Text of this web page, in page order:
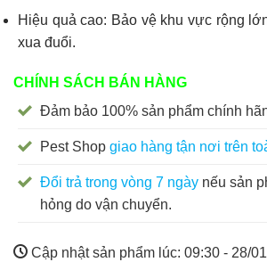
Hiệu quả cao: Bảo vệ khu vực rộng
xua đuổi.
CHÍNH SÁCH BÁN HÀNG
Đảm bảo 100% sản phẩm chính
Pest Shop giao hàng tận nơi trên
Đổi trả trong vòng 7 ngày nếu sản
hỏng do vận chuyển.
Cập nhật sản phẩm lúc: 09:30 - 28/